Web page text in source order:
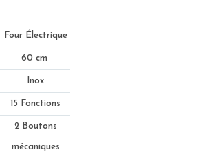
Four Électrique
60 cm
Inox
15 Fonctions
2 Boutons
mécaniques